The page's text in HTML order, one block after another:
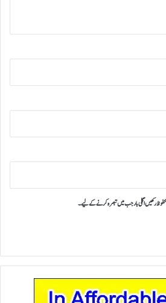
رکھیں اگلی بار جب میں تبصرہ کرنے کےلیے۔